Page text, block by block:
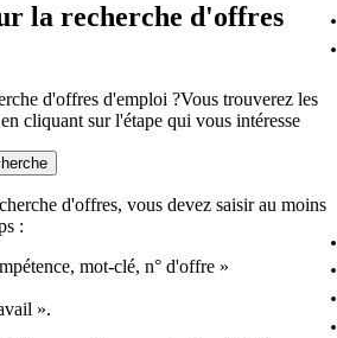
la recherche d'offres
d'offres d'emploi ?Vous trouverez les
cliquant sur l'étape qui vous intéresse
d'offres, vous devez saisir au moins
:
mot-clé, n° d'offre »
».